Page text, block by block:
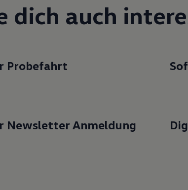
dich auch
Probe­fahrt
Newsletter Anmeldung